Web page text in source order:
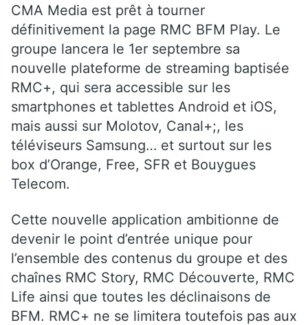
CMA Media est prêt à tourner
définitivement la page RMC BFM Play. Le
groupe lancera le 1er septembre sa
nouvelle plateforme de streaming baptisée
RMC+, qui sera accessible sur les
smartphones et tablettes Android et iOS,
mais aussi sur Molotov, Canal+;, les
téléviseurs Samsung… et surtout sur les
box d’Orange, Free, SFR et Bouygues
Telecom.
Cette nouvelle application ambitionne de
devenir le point d’entrée unique pour
l’ensemble des contenus du groupe et des
chaînes RMC Story, RMC Découverte, RMC
Life ainsi que toutes les déclinaisons de
BFM. RMC+ ne se limitera toutefois pas aux